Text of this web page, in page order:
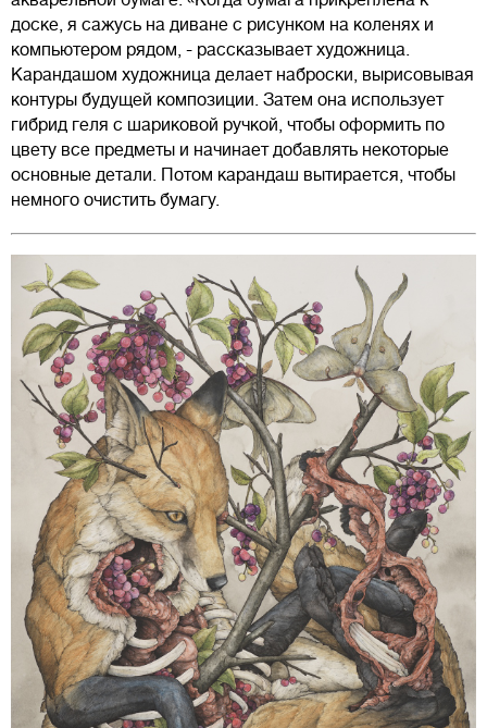
доске, я сажусь на диване с рисунком на коленях и
компьютером рядом, - рассказывает художница.
Карандашом художница делает наброски, вырисовывая
контуры будущей композиции. Затем она использует
гибрид геля с шариковой ручкой, чтобы оформить по
цвету все предметы и начинает добавлять некоторые
основные детали. Потом карандаш вытирается, чтобы
немного очистить бумагу.